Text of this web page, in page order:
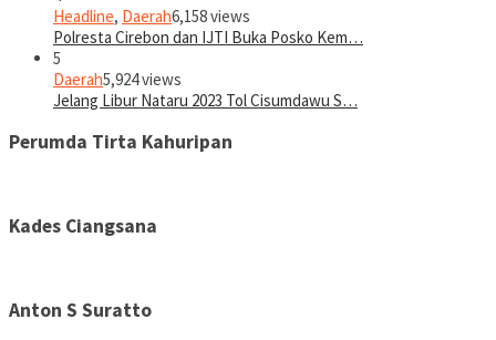
Headline, Daerah6,158 views
Polresta Cirebon dan IJTI Buka Posko Kem…
5
Daerah5,924 views
Jelang Libur Nataru 2023 Tol Cisumdawu S…
Perumda Tirta Kahuripan
Kades Ciangsana
Anton S Suratto